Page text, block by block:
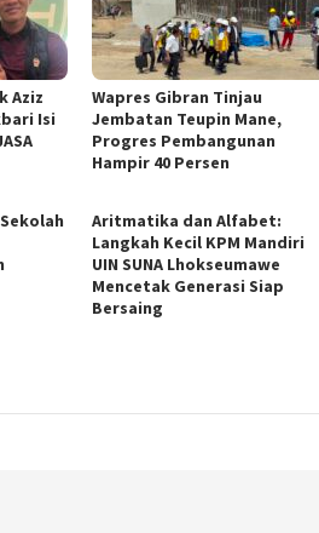
Aziz
Isi
Wapres Gibran Tinjau
Jembatan Teupin Mane,
Progres Pembangunan
Hampir 40 Persen
Aritmatika dan Alfabet:
Langkah Kecil KPM Mandiri
UIN SUNA Lhokseumawe
Mencetak Generasi Siap
Bersaing